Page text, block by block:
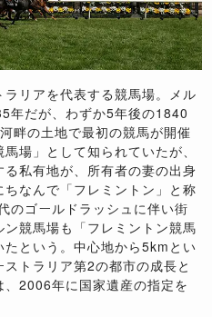
リアを代表する競馬場。メル
年だが、わずか5年後の1840
畔の土地で最初の競馬が開催
場」として知られていたが、
私有地が、所有者の妻の出身
なんで「フレミントン」と称
のゴールドラッシュに伴い街
競馬場も「フレミントン競馬
という。中心地から5kmとい
トラリア第2の都市の成長と
2006年に国家遺産の指定を